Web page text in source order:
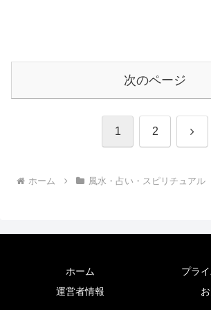
次のページ
1 2 次
ホーム 風水・占い・スピリチュアル
ホーム
プラ
運営者情報